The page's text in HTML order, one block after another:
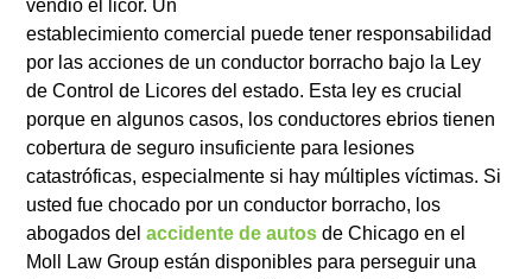
vendió el licor. Un
establecimiento comercial puede tener responsabilidad
por las acciones de un conductor borracho bajo la Ley
de Control de Licores del estado. Esta ley es crucial
porque en algunos casos, los conductores ebrios tienen
cobertura de seguro insuficiente para lesiones
catastróficas, especialmente si hay múltiples víctimas. Si
usted fue chocado por un conductor borracho, los
abogados delaccidente de autos de Chicago en el
Moll Law Group están disponibles para perseguir una